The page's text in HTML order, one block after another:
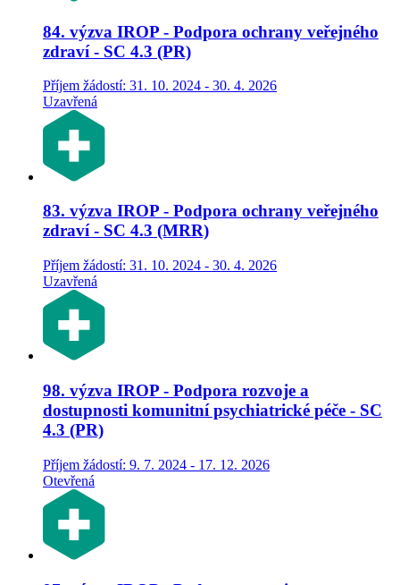
84. výzva IROP - Podpora ochrany veřejného
zdraví - SC 4.3 (PR)
Příjem žádostí: 31. 10. 2024 - 30. 4. 2026
Uzavřená
83. výzva IROP - Podpora ochrany veřejného
zdraví - SC 4.3 (MRR)
Příjem žádostí: 31. 10. 2024 - 30. 4. 2026
Uzavřená
98. výzva IROP - Podpora rozvoje a
dostupnosti komunitní psychiatrické péče - SC
4.3 (PR)
Příjem žádostí: 9. 7. 2024 - 17. 12. 2026
Otevřená